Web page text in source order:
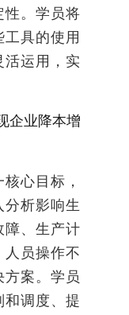
性。学员将
具的使用
活运用，实
企业降本增
心目标，
析影响生
障、生产计
人员操作不
案。学员
和调度、提